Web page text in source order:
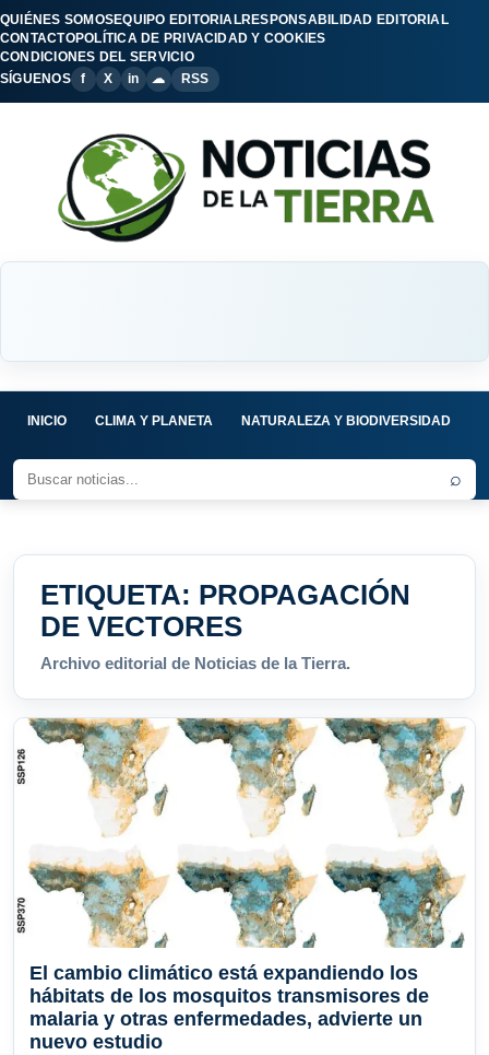
QUIÉNES SOMOSEQUIPO EDITORIALRESPONSABILIDAD EDITORIAL
CONTACTOPOLÍTICA DE PRIVACIDAD Y COOKIES
CONDICIONES DEL SERVICIO
SÍGUENOS
f X in ☁ RSS
INICIO CLIMA Y PLANETA NATURALEZA Y BIODIVERSIDAD
⌕
ETIQUETA: PROPAGACIÓN
DE VECTORES
Archivo editorial de Noticias de la Tierra.
El cambio climático está expandiendo los
hábitats de los mosquitos transmisores de
malaria y otras enfermedades, advierte un
nuevo estudio